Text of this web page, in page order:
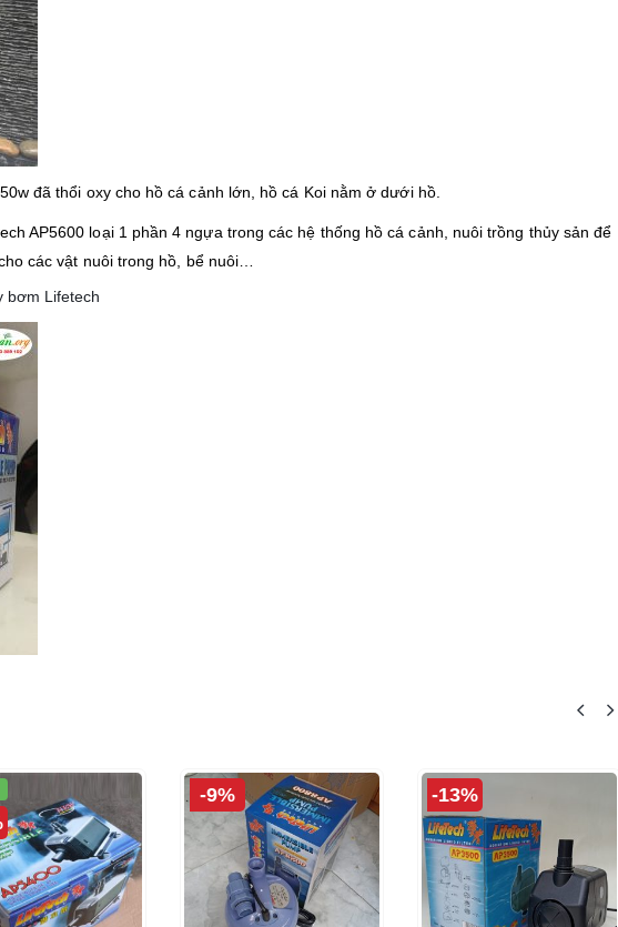
đã thổi oxy cho hồ cá cảnh lớn, hồ cá Koi nằm ở dưới hồ.
AP5600 loại 1 phần 4 ngựa trong các hệ thống hồ cá cảnh, nuôi trồng thủy sản để
các vật nuôi trong hồ, bể nuôi…
bơm Lifetech
-9% -13%